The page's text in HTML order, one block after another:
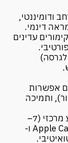
ודומיננטי,
עדינים
בהתאם לגרסה)
אפשרות
ותמיכה
מערכת מולטימדיה מתקדמת: מסך מגע מרכזי (7–
10.25 אינץ', לפי גרסה), תומך ב-Apple CarPlay ו-